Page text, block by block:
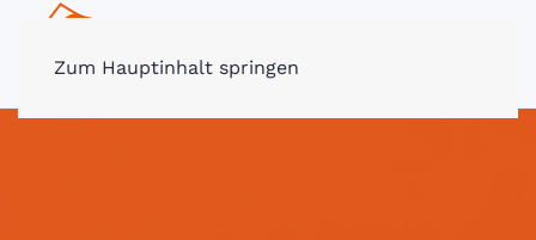
Zum Hauptinhalt springen